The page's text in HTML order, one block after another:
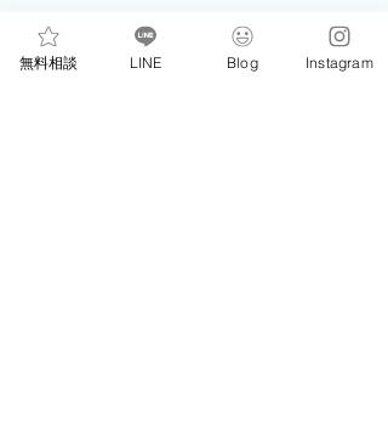
彼は、そんなこと全く考えもしなかったです…
自分の何気ない言動が、お相手を不快にさせて
無料相談 LINE Blog Instagram